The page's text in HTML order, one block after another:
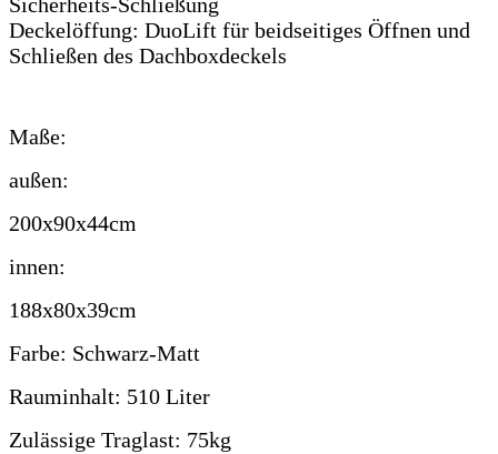
Deckelöffung: DuoLift für beidseitiges Öffnen und
Schließen des Dachboxdeckels
Maße:
außen:
200x90x44cm
innen:
188x80x39cm
Farbe: Schwarz-Matt
Rauminhalt: 510 Liter
Zulässige Traglast: 75kg